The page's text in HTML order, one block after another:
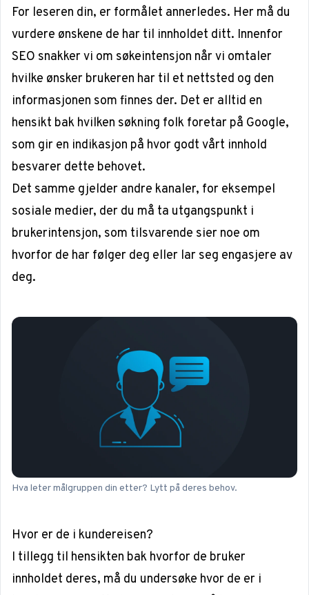
For leseren din, er formålet annerledes. Her må du
vurdere ønskene de har til innholdet ditt. Innenfor
SEO snakker vi om søkeintensjon når vi omtaler
hvilke ønsker brukeren har til et nettsted og den
informasjonen som finnes der. Det er alltid en
hensikt bak hvilken søkning folk foretar på Google,
som gir en indikasjon på hvor godt vårt innhold
besvarer dette behovet.
Det samme gjelder andre kanaler, for eksempel
sosiale medier, der du må ta utgangspunkt i
brukerintensjon, som tilsvarende sier noe om
hvorfor de har følger deg eller lar seg engasjere av
deg.
Hva leter målgruppen din etter? Lytt på deres behov.
Hvor er de i kundereisen?
I tillegg til hensikten bak hvorfor de bruker
innholdet deres, må du undersøke hvor de er i